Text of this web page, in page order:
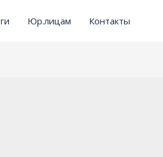
Юр.лицам Контакты